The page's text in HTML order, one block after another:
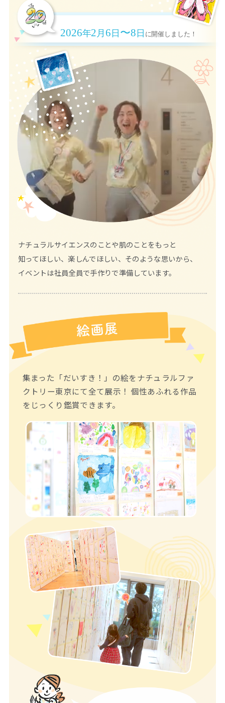
Pause Unmute
Time
Duration
0:46
2026年2 月 6 日 〜8 日 に開催しました！
ナチュラルサイエンスのことや肌のことをもっと
知ってほしい、楽しんでほしい、そのような思いから、
イベントは社員全員で手作りで準備しています。
集まった「だいすき！」の絵をナチュラルファ
クトリー東京にて全て展示！ 個性あふれる作品
をじっくり鑑賞できます。